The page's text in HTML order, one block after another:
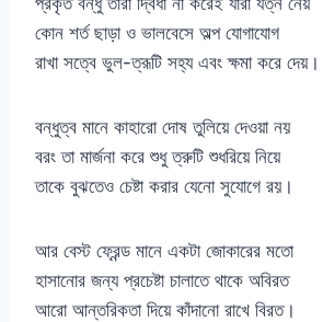
কোন শর্ত ছাড়া ও ভালবেসে অল্প যোগাযোগ
রাখা সত্বে ভুল-ত্রূটি সহ্য এবং ক্ষমা করে দেয়।
বন্ধুত্ব মানে কাহারো দোষ তুলিয়ে দেওয়া নয়
বরং তা মার্জনা করে শুধু ত্রুটি শুধরিয়ে নিয়ে
তাকে বুঝতেও চেষ্টা করার যেনো সুযোগে রয়।
আর বেস্ট ফ্রেন্ড মানে একটা জোকারের মতো
হাসানোর জন্য প্রচেষ্টা চালাতে থাকে অবিরত
আরো আন্তরিকতা দিয়ে কাঁদানো রাখে বিরত।